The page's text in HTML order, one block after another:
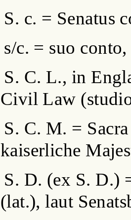
S. c. = Senatus
s/c. = suo
S. C. L., in
Civil Law
S. C. M. =
kaiserliche
S. D. (ex S. D.)
(lat.), laut